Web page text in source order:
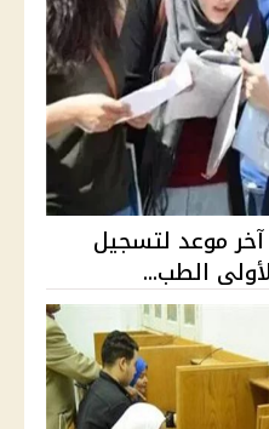
الجامعات 2026.. آخر موعد لتسجيل
الطب...